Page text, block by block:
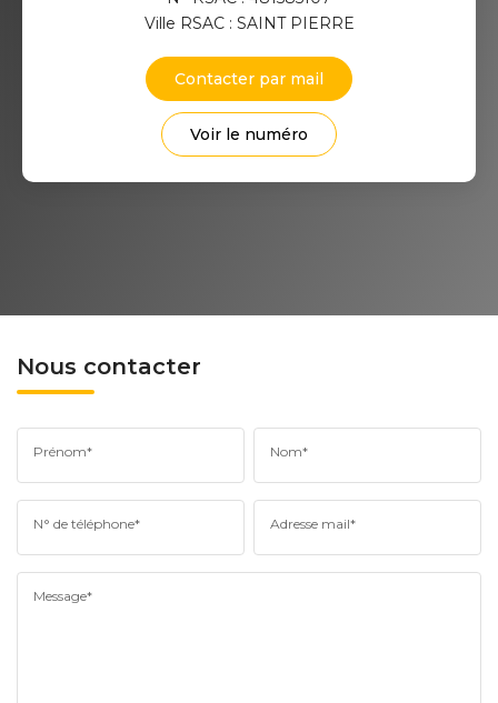
Ville RSAC : SAINT PIERRE
Contacter par mail
Voir le numéro
Nous contacter
Prénom* Nom*
N° de téléphone* Adresse mail*
Message*